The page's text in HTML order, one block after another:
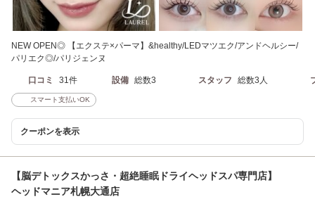
NEW OPEN◎ 【エクステ×パーマ】&healthy/LEDマツエク/アンドヘルシー/
パリエク◎/パリジェンヌ
口コミ 31件 設備 総数3 スタッフ 総数3人
スマート支払いOK
クーポンを表示
【脳デトックスかっさ・超絶睡眠ドライヘッドスパ専門店】
ヘッドマニア札幌大通店